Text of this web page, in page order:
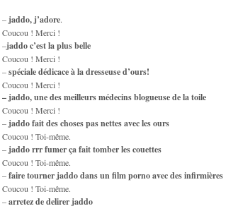
– jaddo, j’adore.
Coucou ! Merci !
–jaddo c’est la plus belle
Coucou ! Merci !
–spéciale dédicace à la dresseuse d’ours!
Coucou ! Merci !
– jaddo, une des meilleurs médecins blogueuse de la toile
Coucou ! Merci !
– jaddo fait des choses pas nettes avec les ours
Coucou ! Toi-même.
– jaddo rrr fumer ça fait tomber les couettes
Coucou ! Toi-même.
–faire tourner jaddo dans un film porno avec des infirmières
Coucou ! Toi-même.
–arretez de delirer jaddo